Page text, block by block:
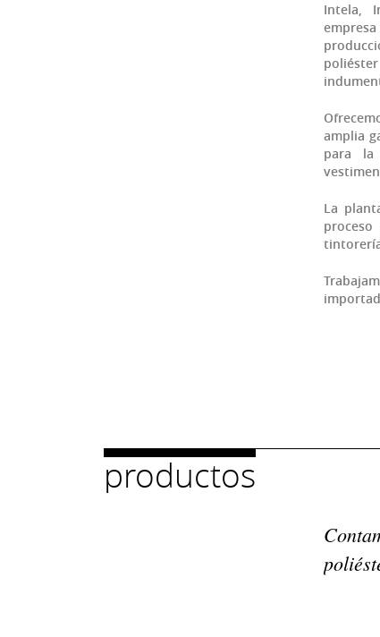
Intela,
amplia
para la
La
productos